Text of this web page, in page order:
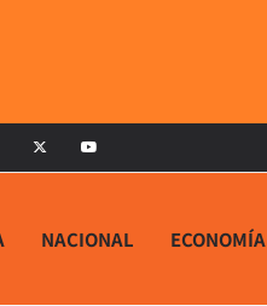
NACIONAL ECONOMÍA